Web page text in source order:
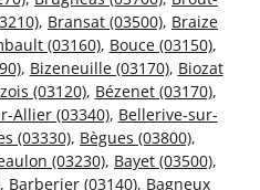
, Bransat (03500), Braize
(03160), Bouce (03150),
, Bizeneuille (03170), Biozat
(03120), Bézenet (03170),
Allier (03340), Bellerive-sur-
(03330), Bègues (03800),
(03230), Bayet (03500),
, Barberier (03140), Bagneux